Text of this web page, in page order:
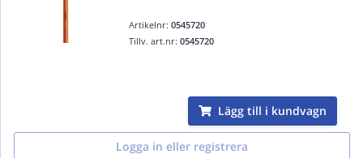
Artikelnr:0545720
Tillv. art.nr:0545720
Lägg till i kundvagn
Logga in eller registrera